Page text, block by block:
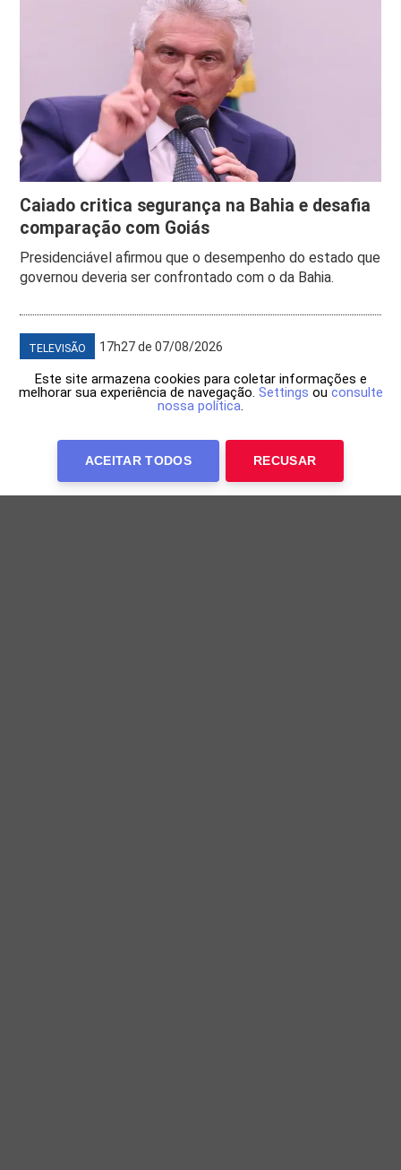
Caiado critica segurança na Bahia e desafia
comparação com Goiás
Presidenciável afirmou que o desempenho do estado que
governou deveria ser confrontado com o da Bahia.
TELEVISÃO 17h27 de 07/08/2026
Este site armazena cookies para coletar informações e
melhorar sua experiência de navegação. Settings ou consulte
nossa política.
ACEITAR TODOS RECUSAR